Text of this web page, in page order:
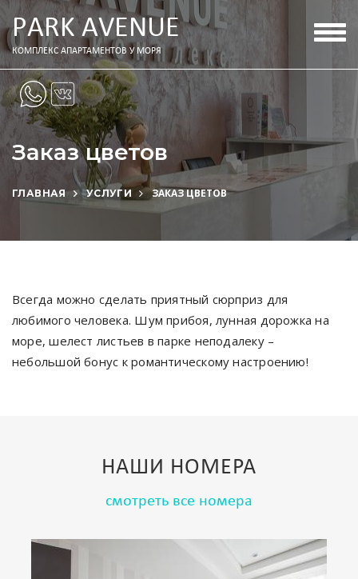
PАRK АVENUE
КОМПЛЕКС АПАРТАМЕНТОВ У МОРЯ
Заказ цветов
ГЛАВНАЯ УСЛУГИ ЗАКАЗ ЦВЕТОВ
Всегда можно сделать приятный сюрприз для
любимого человека. Шум прибоя, лунная дорожка на
море, шелест листьев в парке неподалеку –
небольшой бонус к романтическому настроению!
НАШИ НОМЕРА
смотреть все номера